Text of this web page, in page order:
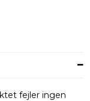
fejler ingen